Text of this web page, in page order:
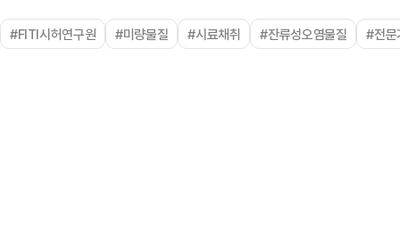
#FITI시허연구원 #미량물질 #시료채취 #잔류성오염물질 #전문